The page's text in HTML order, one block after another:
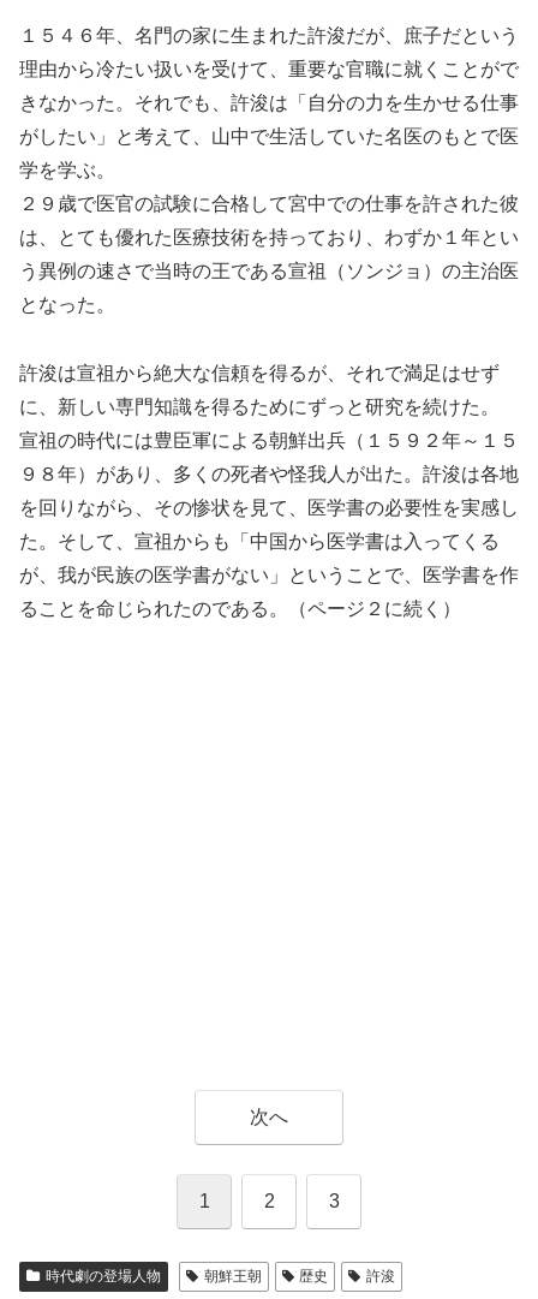
１５４６年、名門の家に生まれた許浚だが、庶子だという
理由から冷たい扱いを受けて、重要な官職に就くことがで
きなかった。それでも、許浚は「自分の力を生かせる仕事
がしたい」と考えて、山中で生活していた名医のもとで医
学を学ぶ。
２９歳で医官の試験に合格して宮中での仕事を許された彼
は、とても優れた医療技術を持っており、わずか１年とい
う異例の速さで当時の王である宣祖（ソンジョ）の主治医
となった。
許浚は宣祖から絶大な信頼を得るが、それで満足はせず
に、新しい専門知識を得るためにずっと研究を続けた。
宣祖の時代には豊臣軍による朝鮮出兵（１５９２年～１５
９８年）があり、多くの死者や怪我人が出た。許浚は各地
を回りながら、その惨状を見て、医学書の必要性を実感し
た。そして、宣祖からも「中国から医学書は入ってくる
が、我が民族の医学書がない」ということで、医学書を作
ることを命じられたのである。（ページ２に続く）
次へ
1 2 3
時代劇の登場人物 朝鮮王朝 歴史 許浚